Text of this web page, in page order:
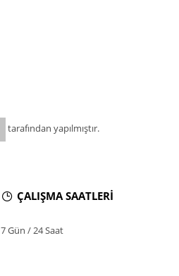
tarafından yapılmıştır.
ÇALIŞMA SAATLERİ
7 Gün / 24 Saat